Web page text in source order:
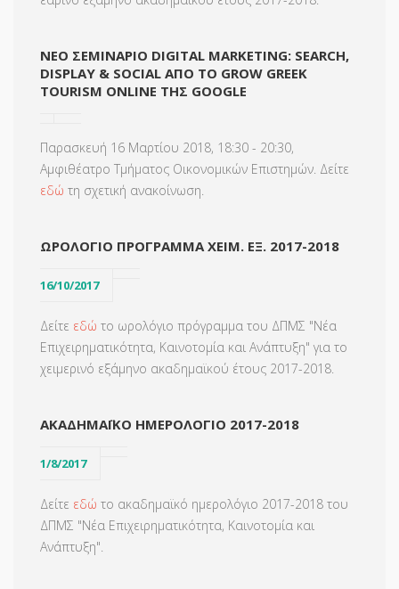
ΝΈΟ ΣΕΜΙΝΆΡΙΟ DIGITAL MARKETING: SEARCH,
DISPLAY & SOCIAL ΑΠΌ ΤΟ GROW GREEK
TOURISM ONLINE ΤΗΣ GOOGLE
Παρασκευή 16 Μαρτίου 2018, 18:30 - 20:30,
Αμφιθέατρο Τμήματος Οικονομικών Επιστημών. Δείτε
εδώ τη σχετική ανακοίνωση.
ΩΡΟΛΟΓΙΟ ΠΡΟΓΡΑΜΜΑ ΧΕΙΜ. ΕΞ. 2017-2018
16/10/2017
Δείτε εδώ το ωρολόγιο πρόγραμμα του ΔΠΜΣ "Νέα
Επιχειρηματικότητα, Καινοτομία και Ανάπτυξη" για το
χειμερινό εξάμηνο ακαδημαϊκού έτους 2017-2018.
ΑΚΑΔΗΜΑΪΚΟ ΗΜΕΡΟΛΟΓΙΟ 2017-2018
1/8/2017
Δείτε εδώ το ακαδημαϊκό ημερολόγιο 2017-2018 του
ΔΠΜΣ "Νέα Επιχειρηματικότητα, Καινοτομία και
Ανάπτυξη".